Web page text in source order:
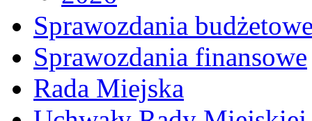
Sprawozdania
Sprawozdania finansowe
Rada Miejska